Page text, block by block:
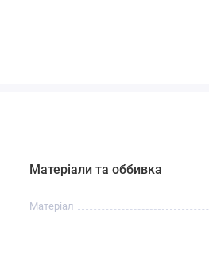
Матеріали та оббивка
Матеріал